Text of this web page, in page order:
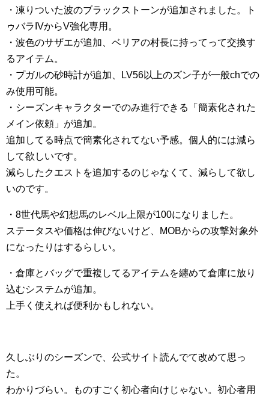
・凍りついた波のブラックストーンが追加されました。ト
ゥバラIVからV強化専用。
・波色のサザエが追加、ベリアの村長に持ってって交換す
るアイテム。
・プガルの砂時計が追加、LV56以上のズン子が一般chでの
み使用可能。
・シーズンキャラクターでのみ進行できる「簡素化された
メイン依頼」が追加。
追加してる時点で簡素化されてない予感。個人的には減ら
して欲しいです。
減らしたクエストを追加するのじゃなくて、減らして欲し
いのです。
・8世代馬や幻想馬のレベル上限が100になりました。
ステータスや価格は伸びないけど、MOBからの攻撃対象外
になったりはするらしい。
・倉庫とバッグで重複してるアイテムを纏めて倉庫に放り
込むシステムが追加。
上手く使えれば便利かもしれない。
久しぶりのシーズンで、公式サイト読んでて改めて思っ
た。
わかりづらい。ものすごく初心者向けじゃない。初心者用